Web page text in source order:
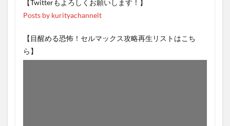
【Twitterもよろしくお願いします！】
Posts by kurityachannelt
【目醒める恐怖！セルマックス攻略再生リストはこち
ら】